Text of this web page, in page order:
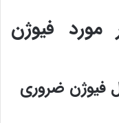
مورد فیوژن
فیوژن ضروری